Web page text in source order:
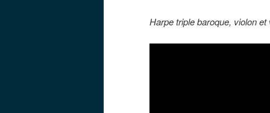
Harpe triple baroque, violon et